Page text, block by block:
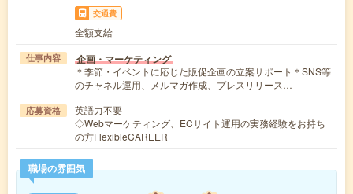
交通費
全額支給
仕事内容 企画・マーケティング
＊季節・イベントに応じた販促企画の立案サポート＊SNS等
のチャネル運用、メルマガ作成、プレスリリース…
応募資格
英語力不要
◇Webマーケティング、ECサイト運用の実務経験をお持ち
の方FlexibleCAREER
職場の雰囲気